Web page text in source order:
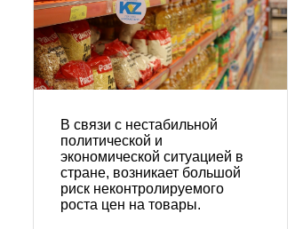
В связи с нестабильной
политической и
экономической ситуацией в
стране, возникает большой
риск неконтролируемого
роста цен на товары.